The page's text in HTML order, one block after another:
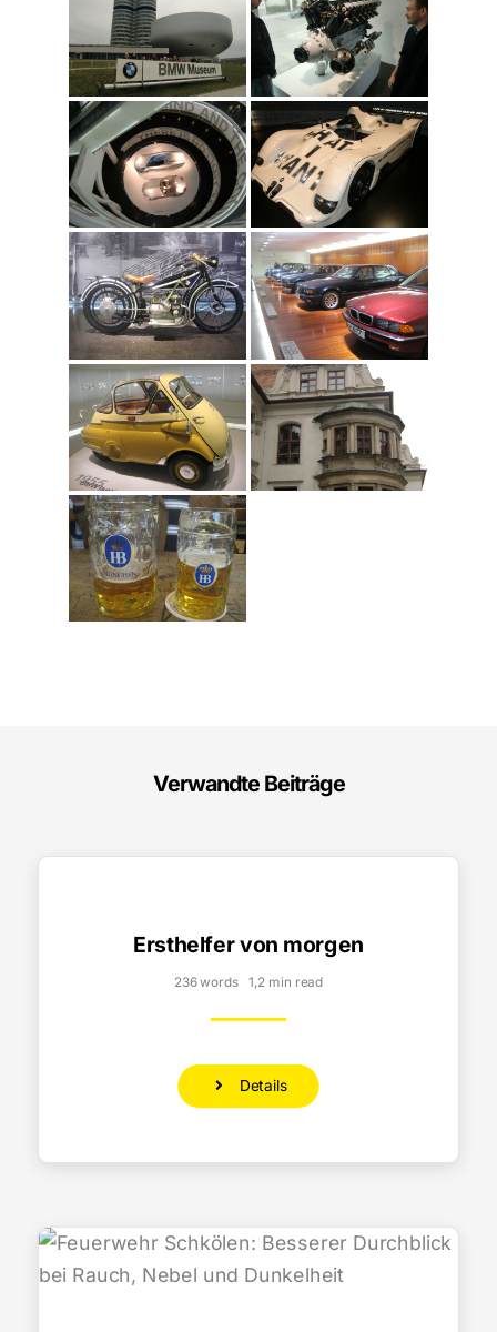
Verwandte Beiträge
Ersthelfer von morgen
236 words 1,2 min read
Details